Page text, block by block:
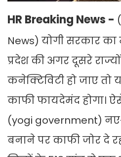
HR Breaking News -
News) योगी सरकार का
प्रदेश की अगर दूसरे
कनेक्टिविटी हो जाए तो
काफी फायदेमंद होगा।
(yogi government)
बनाने पर काफी जोर दे